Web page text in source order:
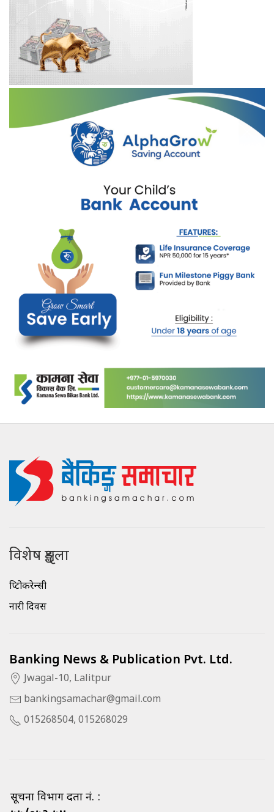
विशेष शृङ्खला
क्रिप्टोकरेन्सी
नारी दिवस
Banking News & Publication Pvt. Ltd.
Jwagal-10, Lalitpur
bankingsamachar@gmail.com
015268504, 015268029
सूचना विभाग दर्ता नं. :